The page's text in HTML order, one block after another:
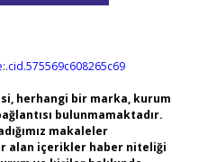
herhangi bir marka, kurum
bulunmamaktadır.
makaleler
alan içerikler haber niteliği